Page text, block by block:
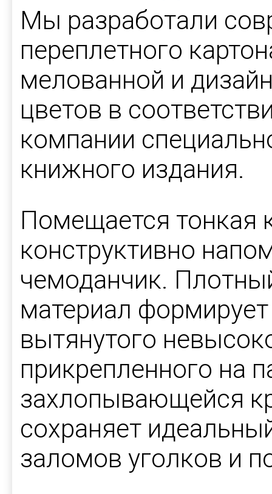
Мы разработали
переплетного
мелованной и
цветов в
компании
книжного издания.
Помещается тонкая
конструктивно
чемоданчик.
материал
вытянутого
прикрепленного на
захлопывающейся
сохраняет
заломов уголков и